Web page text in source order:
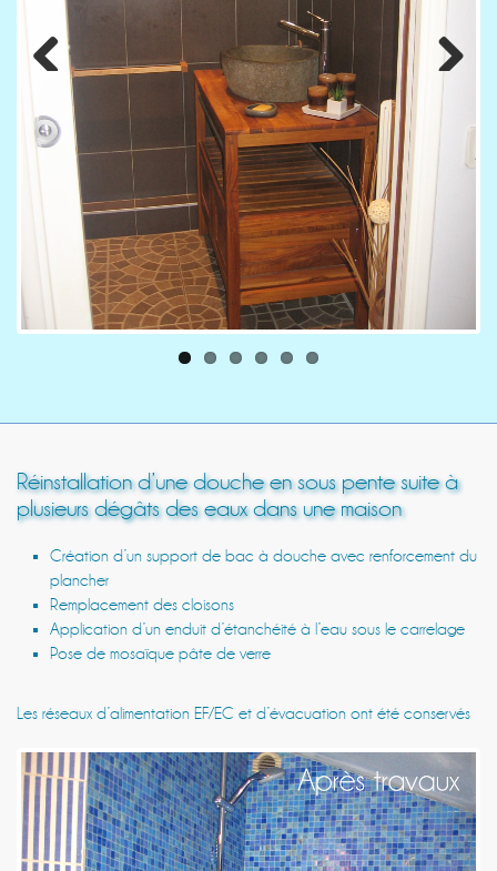
Previous
Réinstallation d’une douche en sous pente suite à
plusieurs dégâts des eaux dans une maison
Création d’un support de bac à douche avec renforcement du
plancher
Remplacement des cloisons
Application d’un enduit d’étanchéité à l’eau sous le carrelage
Pose de mosaïque pâte de verre
Les réseaux d’alimentation EF/EC et d’évacuation ont été conservés